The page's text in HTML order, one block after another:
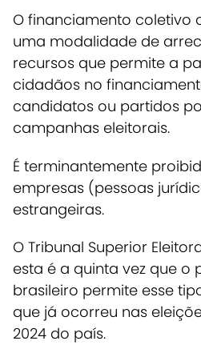
O financiamento coletivo
uma modalidade de
recursos que permite a
cidadãos no
candidatos ou partidos
campanhas eleitorais.
É terminantemente
empresas (pessoas
estrangeiras.
O Tribunal Superior
esta é a quinta vez que o
brasileiro permite esse
que já ocorreu nas
2024 do país.